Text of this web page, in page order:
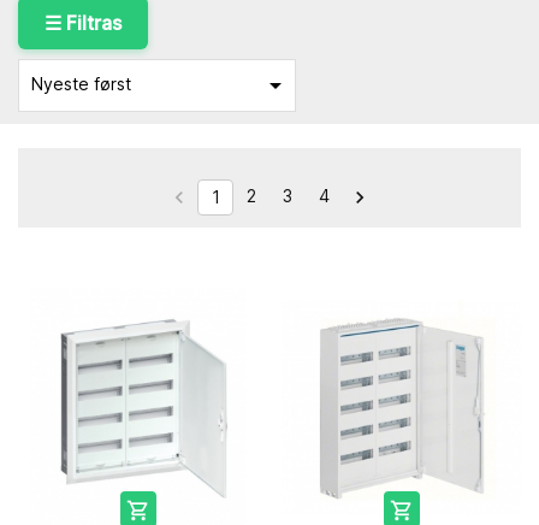
☰ Filtras
Nyeste først 
 1 2 3 4 
 